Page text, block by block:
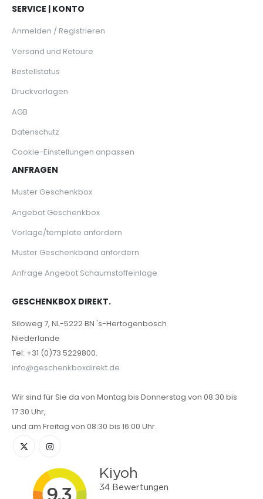
SERVICE | KONTO
Anmelden / Registrieren
Versand und Retoure
Bestellstatus
Druckvorlagen
AGB
Datenschutz
Cookie-Einstellungen anpassen
ANFRAGEN
Muster Geschenkbox
Angebot Geschenkbox
Vorlage/template anfordern
Muster Geschenkband anfordern
Anfrage Angebot Schaumstoffeinlage
GESCHENKBOX DIREKT.
Siloweg 7, NL-5222 BN 's-Hertogenbosch
Niederlande
Tel: +31 (0)73 5229800.
info@geschenkboxdirekt.de
Wir sind für Sie da von Montag bis Donnerstag von 08:30 bis
17:30 Uhr,
und am Freitag von 08:30 bis 16:00 Uhr.